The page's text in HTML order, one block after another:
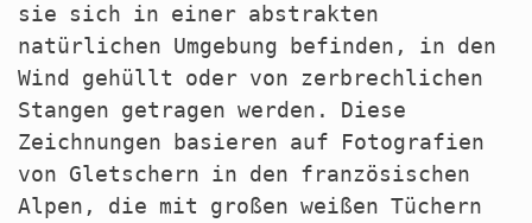
sie sich in einer abstrakten
natürlichen Umgebung befinden, in den
Wind gehüllt oder von zerbrechlichen
Stangen getragen werden. Diese
Zeichnungen basieren auf Fotografien
von Gletschern in den französischen
Alpen, die mit großen weißen Tüchern